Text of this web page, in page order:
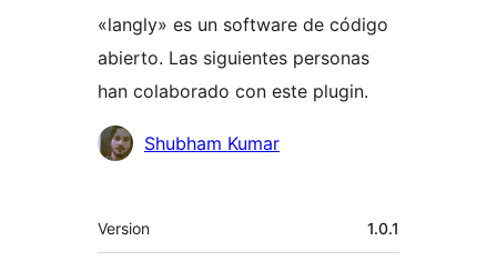
«langly» es un software de código
abierto. Las siguientes personas
han colaborado con este plugin.
Colaboradores
Shubham Kumar
Meta
Version 1.0.1